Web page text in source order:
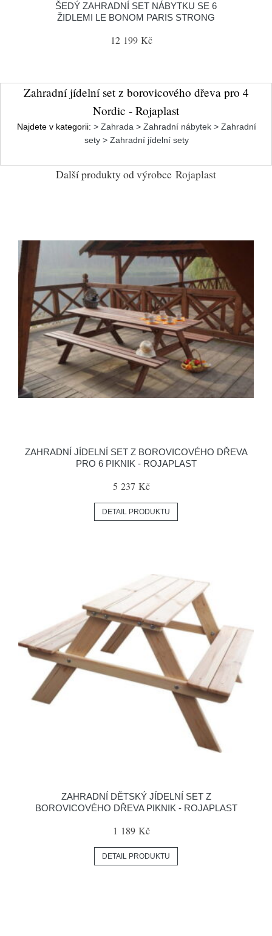
ŠEDÝ ZAHRADNÍ SET NÁBYTKU SE 6
ŽIDLEMI LE BONOM PARIS STRONG
12 199 Kč
Zahradní jídelní set z borovicového dřeva pro 4
Nordic - Rojaplast
Najdete v kategorii: > Zahrada > Zahradní nábytek > Zahradní
sety > Zahradní jídelní sety
Další produkty od výrobce Rojaplast
ZAHRADNÍ JÍDELNÍ SET Z BOROVICOVÉHO DŘEVA
PRO 6 PIKNIK - ROJAPLAST
5 237 Kč
DETAIL PRODUKTU
ZAHRADNÍ DĚTSKÝ JÍDELNÍ SET Z
BOROVICOVÉHO DŘEVA PIKNIK - ROJAPLAST
1 189 Kč
DETAIL PRODUKTU